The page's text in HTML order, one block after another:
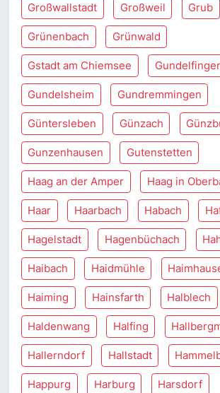
Großwallstadt Großweil Grub
Grünenbach Grünwald
Gstadt am Chiemsee
Gundelsheim Gundremmingen
Güntersleben Günzach
Gunzenhausen Gutenstetten
Haag an der Amper Haag in
Haar Haarbach Habach
Hagelstadt Hagenbüchach
Haibach Haidmühle
Haiming Hainsfarth Halblech
Haldenwang Halfing
Hallerndorf Hallstadt
Happurg Harburg Harsdorf